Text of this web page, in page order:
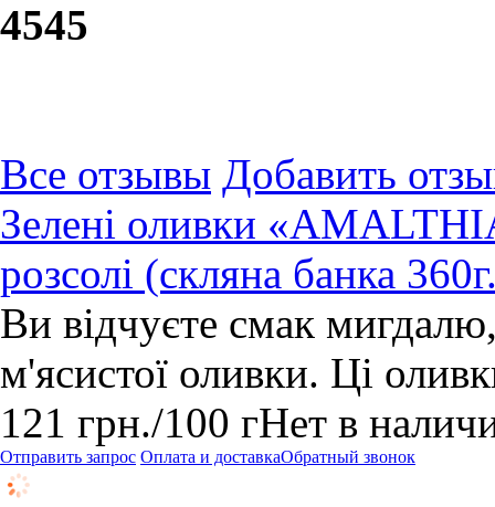
4545
Все отзывы Добавить
Зелені оливки
розсолі (скляна банка
Ви відчуєте смак
м'ясистої оливки. Ці
121 грн./100 гНет в
Отправить запрос Оплата и доставкаОбратный звонок